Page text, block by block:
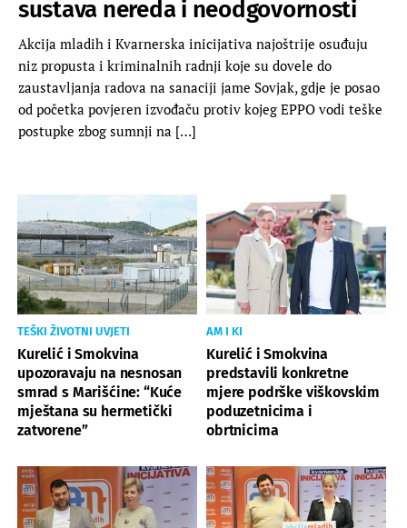
sustava nereda i neodgovornosti
Akcija mladih i Kvarnerska inicijativa najoštrije osuđuju
niz propusta i kriminalnih radnji koje su dovele do
zaustavljanja radova na sanaciji jame Sovjak, gdje je posao
od početka povjeren izvođaču protiv kojeg EPPO vodi teške
postupke zbog sumnji na […]
TEŠKI ŽIVOTNI UVJETI
Kurelić i Smokvina
upozoravaju na nesnosan
smrad s Marišćine: “Kuće
mještana su hermetički
zatvorene”
AM I KI
Kurelić i Smokvina
predstavili konkretne
mjere podrške viškovskim
poduzetnicima i
obrtnicima